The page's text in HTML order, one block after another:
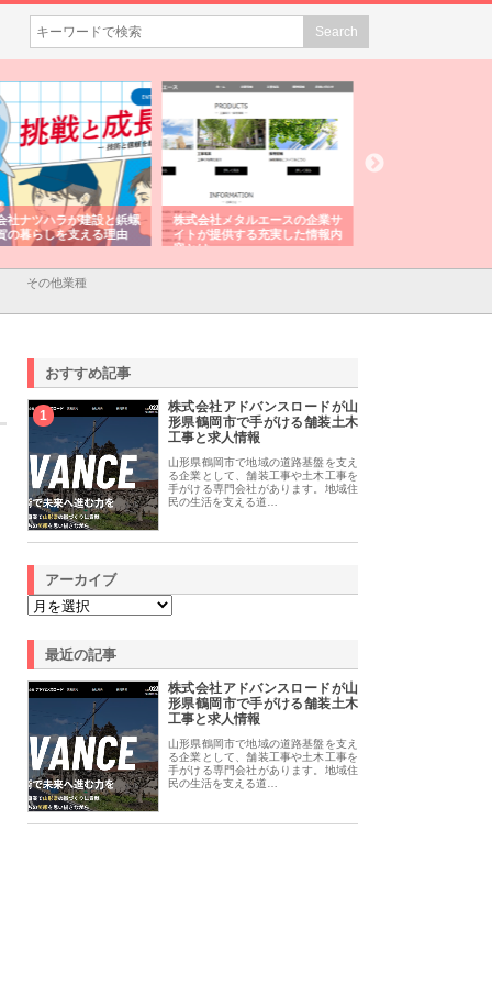
社メタルエースの企業サ
提供する充実した情報内
株式会社ＣＳＡの事業内容と強
みを徹底解説
その他業種
おすすめ記事
1
株式会社アドバンスロードが山
形県鶴岡市で手がける舗装土木
工事と求人情報
山形県鶴岡市で地域の道路基盤を支え
る企業として、舗装工事や土木工事を
手がける専門会社があります。地域住
民の生活を支える道…
アーカイブ
最近の記事
株式会社アドバンスロードが山
形県鶴岡市で手がける舗装土木
工事と求人情報
山形県鶴岡市で地域の道路基盤を支え
る企業として、舗装工事や土木工事を
手がける専門会社があります。地域住
民の生活を支える道…